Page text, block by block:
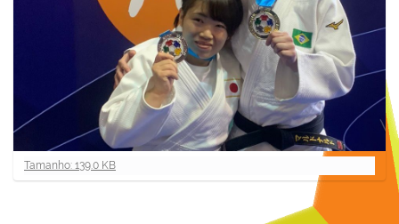
C
l
Tamanho: 139.0 KB